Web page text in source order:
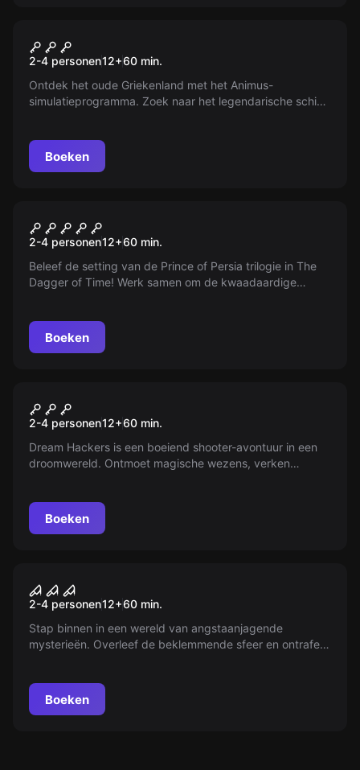
VR Beyond Medusa's Gate
2-4 personen12+60 min.
Ontdek het oude Griekenland met het Animus-
simulatieprogramma. Zoek naar het legendarische schip
Boeken
VR Prince of Persia: The
Dagger of Time
2-4 personen12+60 min.
Beleef de setting van de Prince of Persia trilogie in The
Dagger of Time! Werk samen om de kwaadaardige
Boeken
VR Dream Hackers
2-4 personen12+60 min.
Dream Hackers is een boeiend shooter-avontuur in een
droomwereld. Ontmoet magische wezens, verken
Boeken
VR House of Fear Call of
Blood
2-4 personen12+60 min.
Stap binnen in een wereld van angstaanjagende
mysterieën. Overleef de beklemmende sfeer en ontrafel
Boeken